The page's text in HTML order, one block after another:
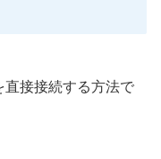
接接続する方法で